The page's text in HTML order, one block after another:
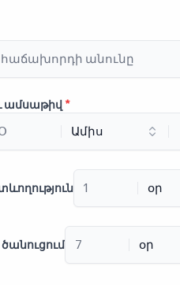
ամսաթիվ *